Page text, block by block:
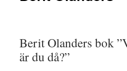
Berit Olanders bok
är du då?”